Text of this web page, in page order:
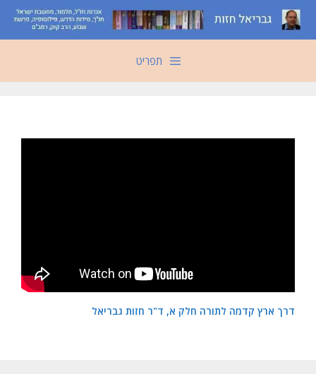
לדלג
לתוכן
תפריט
דרך ארץ קדמה לתורה חלק א, ד"ר חזות גבריאל